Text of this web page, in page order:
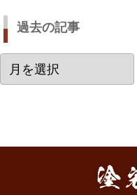
過去の記事
去